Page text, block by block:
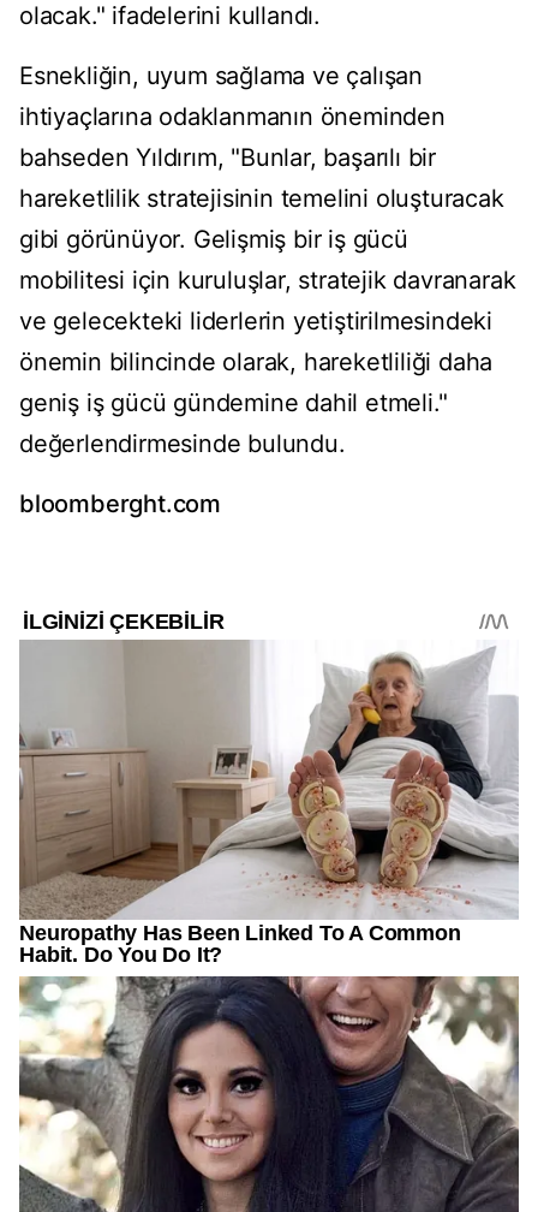
olacak." ifadelerini kullandı.
Esnekliğin, uyum sağlama ve çalışan
ihtiyaçlarına odaklanmanın öneminden
bahseden Yıldırım, "Bunlar, başarılı bir
hareketlilik stratejisinin temelini oluşturacak
gibi görünüyor. Gelişmiş bir iş gücü
mobilitesi için kuruluşlar, stratejik davranarak
ve gelecekteki liderlerin yetiştirilmesindeki
önemin bilincinde olarak, hareketliliği daha
geniş iş gücü gündemine dahil etmeli."
değerlendirmesinde bulundu.
bloomberght.com